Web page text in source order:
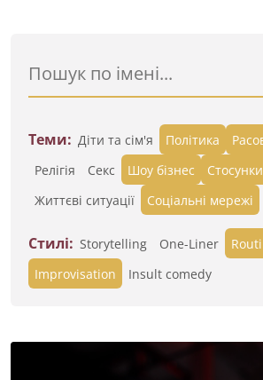
Теми: Діти та сім'я Політика
Релігія
Секс Шоу бізнес Стосунки
Життєві ситуації
Cоціальні мережі
Стилі: Storytelling One-Liner
Improvisation
Insult comedy